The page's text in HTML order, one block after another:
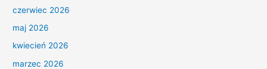
czerwiec 2026
maj 2026
kwiecień 2026
marzec 2026